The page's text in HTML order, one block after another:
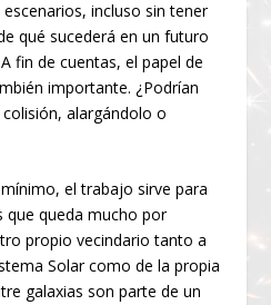
incluso sin tener
qué sucederá en un futuro
fin de cuentas, el papel de
importante. ¿Podrían
alargándolo o
el trabajo sirve para
que queda mucho por
propio vecindario tanto a
Solar como de la propia
galaxias son parte de un